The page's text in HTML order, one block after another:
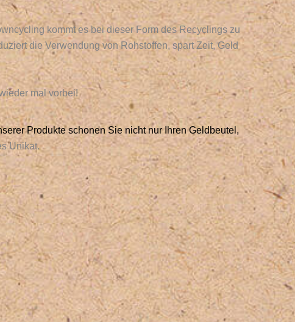
kommt es bei dieser Form des Recyclings zu
die Verwendung von Rohstoffen, spart Zeit, Geld
mal vorbei!
Produkte schonen Sie nicht nur Ihren Geldbeutel,
Unikat.